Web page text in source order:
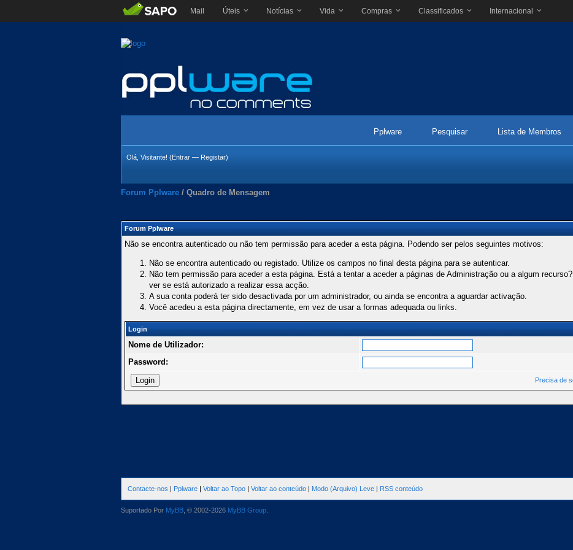
Mail Úteis Notícias Vida Compras Classificados Internacional
Pplware Pesquisar Lista de Membros
Olá, Visitante! (Entrar — Registar)
Forum Pplware / Quadro de Mensagem
Forum Pplware
Não se encontra autenticado ou não tem permissão para aceder a esta página. Podendo ser pelos seguintes motivos:
Não se encontra autenticado ou registado. Utilize os campos no final desta página para se autenticar.
Não tem permissão para aceder a esta página. Está a tentar a aceder a páginas de Administração ou a algum
ver se está autorizado a realizar essa acção.
A sua conta poderá ter sido desactivada por um administrador, ou ainda se encontra a aguardar activação.
Você acedeu a esta página directamente, em vez de usar a formas adequada ou links.
Login
Nome de Utilizador:
Password:
Precisa de
Contacte-nos | Pplware | Voltar ao Topo | Voltar ao conteúdo | Modo (Arquivo) Leve | RSS conteúdo
Suportado Por MyBB , © 2002-2026 MyBB Group